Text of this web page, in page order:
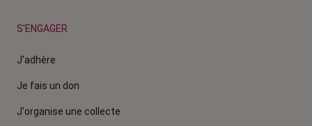
S'ENGAGER
J'adhère
Je fais un don
J'organise une collecte